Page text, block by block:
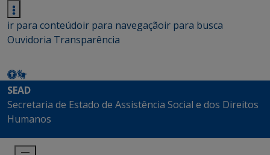
ir para conteúdoir para navegaçãoir para busca
Ouvidoria Transparência
SEAD
Secretaria de Estado de Assistência Social e dos Direitos
Humanos